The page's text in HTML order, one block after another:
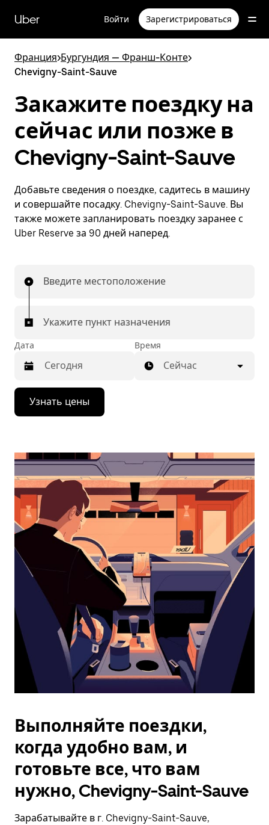
перейти
к
содержимому
Uber Войти Зарегистрироваться
Франция>Бургундия — Франш-Конте>
Chevigny-Saint-Sauve
Закажите поездку на
сейчас или позже в
Chevigny-Saint-Sauve
Добавьте сведения о поездке, садитесь в машину
и совершайте посадку. Chevigny-Saint-Sauve. Вы
также можете запланировать поездку заранее с
Uber Reserve за 90 дней наперед.
Введите местоположение
Укажите пункт назначения
Дата
Нажмите
стрелку
вниз,
календарю
выбрать
дату.
Чтобы
закрыть
календарь,
нажмите
Esc.
Время
Сейчас
Узнать цены
Выполняйте поездки,
когда удобно вам, и
готовьте все, что вам
нужно, Chevigny-Saint-Sauve
Зарабатывайте в г. Chevigny-Saint-Sauve,